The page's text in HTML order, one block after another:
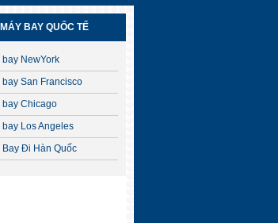
BAY QUỐC TẾ
bay NewYork
bay San Francisco
bay Chicago
bay Los Angeles
Bay Đi Hàn Quốc